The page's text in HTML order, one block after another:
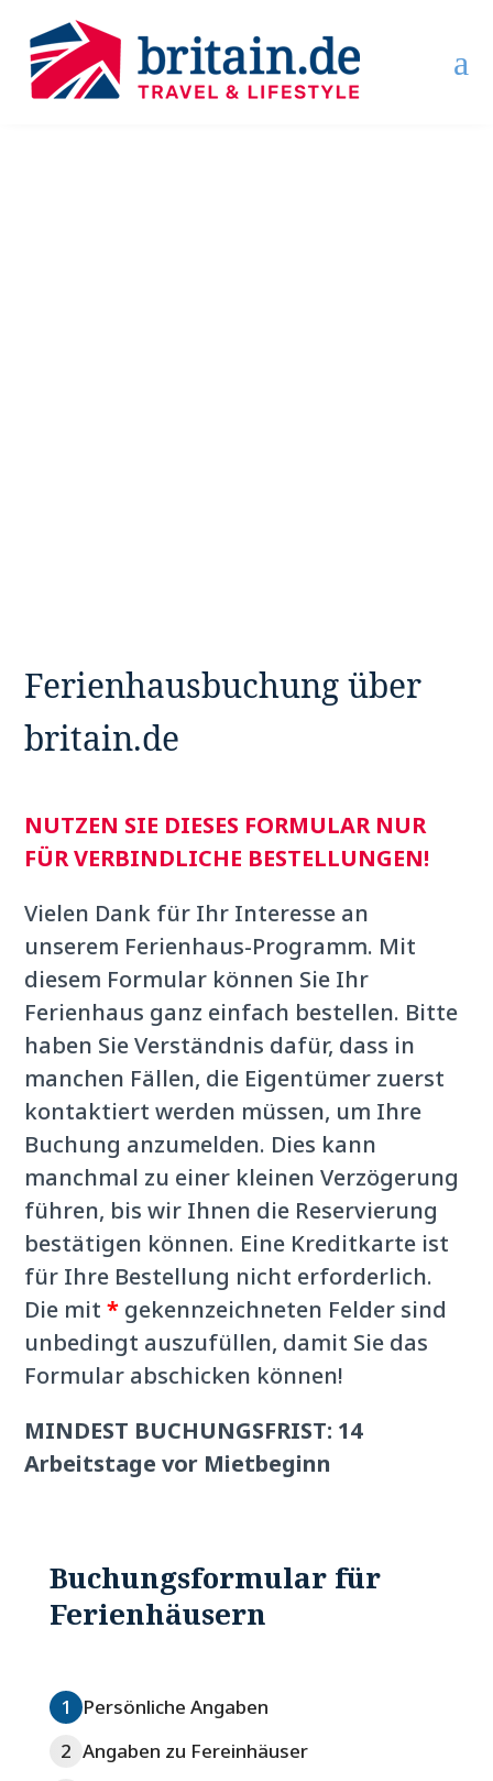
a
Ferienhausbuchung über
britain.de
NUTZEN SIE DIESES FORMULAR NUR
FÜR VERBINDLICHE BESTELLUNGEN!
Vielen Dank für Ihr Interesse an
unserem Ferienhaus-Programm. Mit
diesem Formular können Sie Ihr
Ferienhaus ganz einfach bestellen. Bitte
haben Sie Verständnis dafür, dass in
manchen Fällen, die Eigentümer zuerst
kontaktiert werden müssen, um Ihre
Buchung anzumelden. Dies kann
manchmal zu einer kleinen Verzögerung
führen, bis wir Ihnen die Reservierung
bestätigen können. Eine Kreditkarte ist
für Ihre Bestellung nicht erforderlich.
Die mit* gekennzeichneten Felder sind
unbedingt auszufüllen, damit Sie das
Formular abschicken können!
MINDEST BUCHUNGSFRIST: 14
Arbeitstage vor Mietbeginn
Buchungsformular für
Ferienhäusern
1 Persönliche Angaben
2 Angaben zu Fereinhäuser